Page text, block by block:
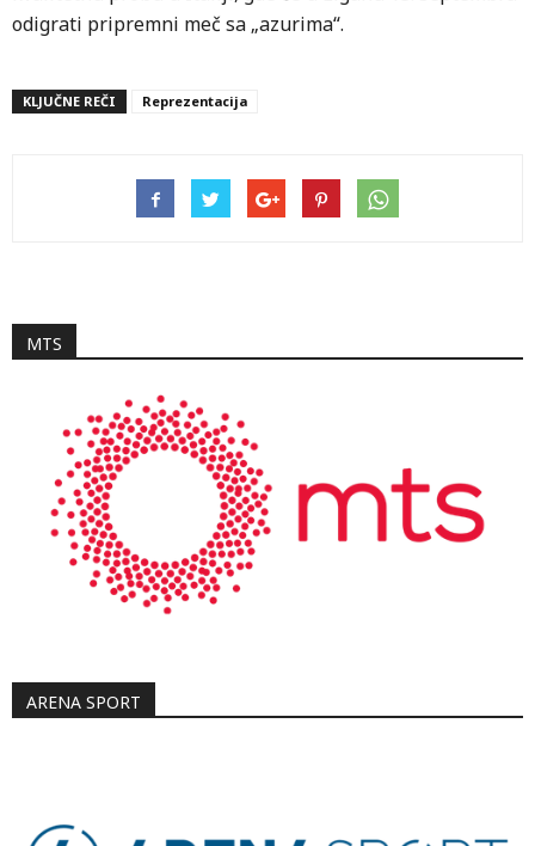
odigrati pripremni meč sa „azurima“.
KLJUČNE REČI Reprezentacija
MTS
ARENA SPORT